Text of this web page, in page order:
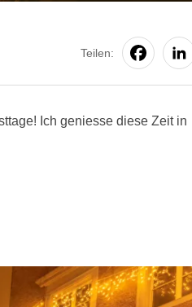
Teilen:
Ich geniesse diese Zeit in